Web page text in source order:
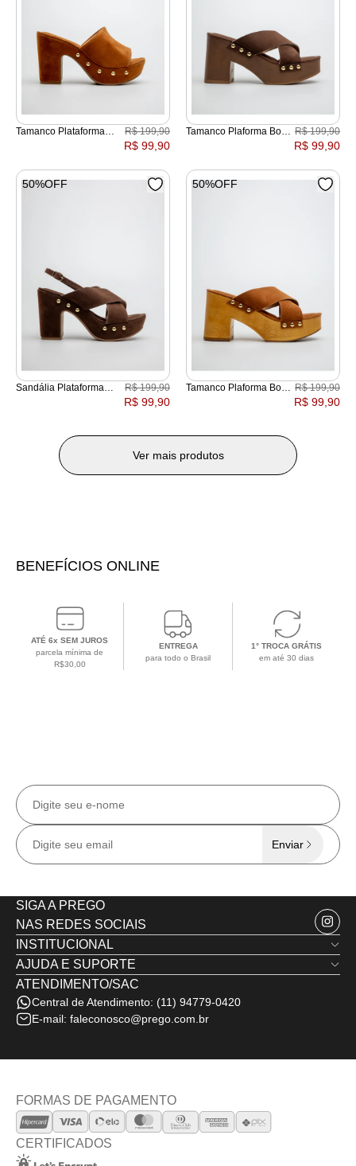
Tamanco Plataforma
R$ 199,90
R$ 99,90
Tamanco Plaforma Boho
R$ 199,90
R$ 99,90
Sandália Plataforma
R$ 199,90
R$ 99,90
50%OFF
Tamanco Plaforma Boho
R$ 199,90
R$ 99,90
50%OFF
Ver mais produtos
BENEFÍCIOS ONLINE
ATÉ 6x SEM JUROS
parcela mínima de
R$30,00
ENTREGA
para todo o Brasil
1° TROCA GRÁTIS
em até 30 dias
Enviar
SIGA A PREGO
NAS REDES SOCIAIS
INSTITUCIONAL
Quem Somos
Nossas Lojas
Minha Conta
AJUDA E SUPORTE
Trocas e Devoluções
Política de Privacidade
Termos de Uso
ATENDIMENTO/SAC
Central de Atendimento: (11) 94779-0420
E-mail: faleconosco@prego.com.br
FORMAS DE PAGAMENTO
CERTIFICADOS